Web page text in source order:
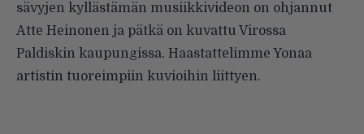
sävyjen kyllästämän musiikkivideon on ohjannut
Atte Heinonen ja pätkä on kuvattu Virossa
Paldiskin kaupungissa. Haastattelimme Yonaa
artistin tuoreimpiin kuvioihin liittyen.